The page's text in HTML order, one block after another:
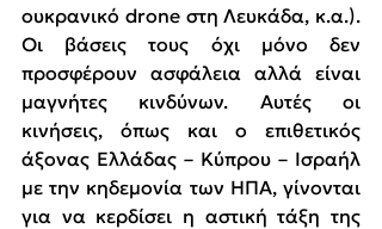
ουκρανικό drone στη Λευκάδα, κ.α.).
Οι βάσεις τους όχι μόνο δεν
προσφέρουν ασφάλεια αλλά είναι
μαγνήτες κινδύνων. Αυτές οι
κινήσεις, όπως και ο επιθετικός
άξονας Ελλάδας – Κύπρου – Ισραήλ
με την κηδεμονία των ΗΠΑ, γίνονται
για να κερδίσει η αστική τάξη της